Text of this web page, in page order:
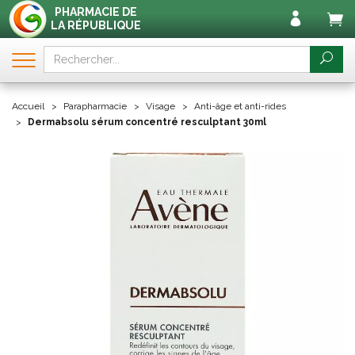
PHARMACIE DE
LA RÉPUBLIQUE
Accueil Parapharmacie Visage
Anti-âge et anti-rides
Dermabsolu sérum concentré resculptant 30ml